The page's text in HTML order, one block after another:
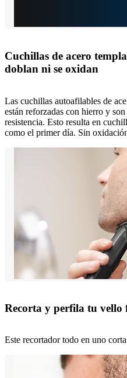
Cuchillas de acero
doblan ni se oxidan
Las cuchillas autoafilables de
están reforzadas con hierro y
resistencia. Esto resulta en
como el primer día. Sin
Recorta y perfila tu vello
Este recortador todo en uno